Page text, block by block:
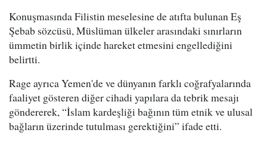
Konuşmasında Filistin meselesine de atıfta bulunan Eş
Şebab sözcüsü, Müslüman ülkeler arasındaki sınırların
ümmetin birlik içinde hareket etmesini engellediğini
belirtti.
Rage ayrıca Yemen'de ve dünyanın farklı coğrafyalarında
faaliyet gösteren diğer cihadi yapılara da tebrik mesajı
göndererek, “İslam kardeşliği bağının tüm etnik ve ulusal
bağların üzerinde tutulması gerektiğini” ifade etti.